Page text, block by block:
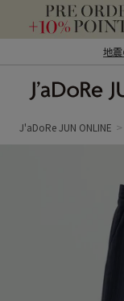
地
ン オンライン）
J'aDoRe JUN ONLINE